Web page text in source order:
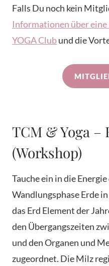
Falls Du noch kein
Informationen über
YOGA Clubund die
TCM & Yoga –
(Workshop)
Tauche ein in die
Wandlungsphase Erde
das Erd Element der
den Übergangszeiten
und den Organen und
zugeordnet. Die Milz